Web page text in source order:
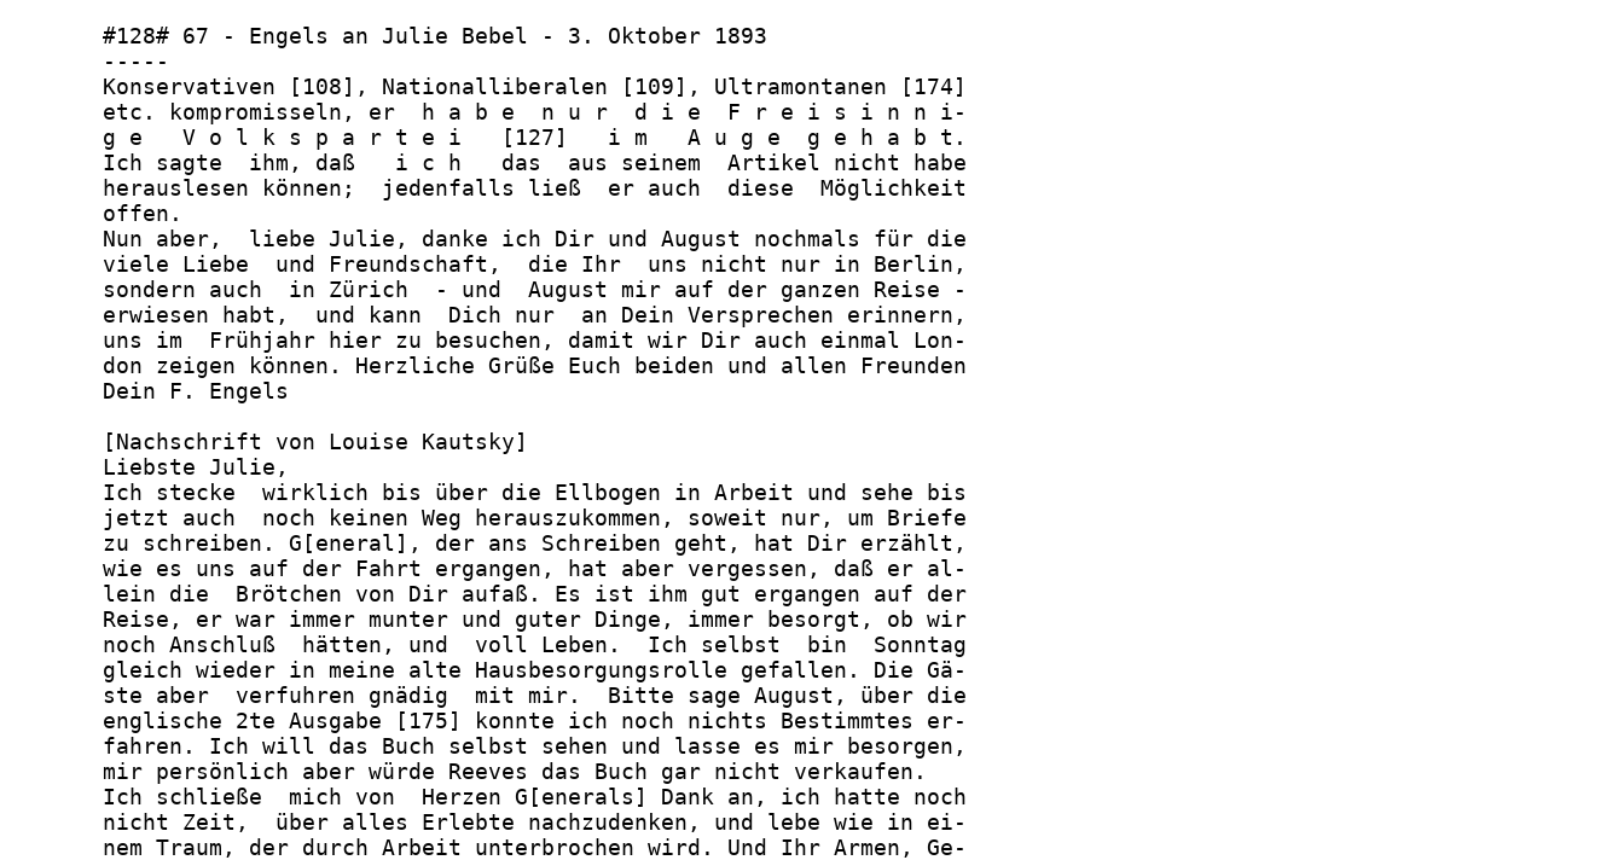
       #128# 67 - Engels an Julie Bebel - 3. Oktober 1893
       -----
       Konservativen [108], Nationalliberalen [109], Ultramontanen [174]
       etc. kompromisseln, er  h a b e  n u r  d i e  F r e i s i n n i-
       g e   V o l k s p a r t e i   [127]   i m   A u g e  g e h a b t.
       Ich sagte  ihm, daß   i c h   das  aus seinem  Artikel nicht habe
       herauslesen können;  jedenfalls ließ  er auch  diese  Möglichkeit
       offen.
       Nun aber,  liebe Julie, danke ich Dir und August nochmals für die
       viele Liebe  und Freundschaft,  die Ihr  uns nicht nur in Berlin,
       sondern auch  in Zürich  - und  August mir auf der ganzen Reise -
       erwiesen habt,  und kann  Dich nur  an Dein Versprechen erinnern,
       uns im  Frühjahr hier zu besuchen, damit wir Dir auch einmal Lon-
       don zeigen können. Herzliche Grüße Euch beiden und allen Freunden
       Dein F. Engels
       [Nachschrift von Louise Kautsky]
       Liebste Julie,
       Ich stecke  wirklich bis über die Ellbogen in Arbeit und sehe bis
       jetzt auch  noch keinen Weg herauszukommen, soweit nur, um Briefe
       zu schreiben. G[eneral], der ans Schreiben geht, hat Dir erzählt,
       wie es uns auf der Fahrt ergangen, hat aber vergessen, daß er al-
       lein die  Brötchen von Dir aufaß. Es ist ihm gut ergangen auf der
       Reise, er war immer munter und guter Dinge, immer besorgt, ob wir
       noch Anschluß  hätten, und  voll Leben.  Ich selbst  bin  Sonntag
       gleich wieder in meine alte Hausbesorgungsrolle gefallen. Die Gä-
       ste aber  verfuhren gnädig  mit mir.  Bitte sage August, über die
       englische 2te Ausgabe [175] konnte ich noch nichts Bestimmtes er-
       fahren. Ich will das Buch selbst sehen und lasse es mir besorgen,
       mir persönlich aber würde Reeves das Buch gar nicht verkaufen.
       Ich schließe  mich von  Herzen G[enerals] Dank an, ich hatte noch
       nicht Zeit,  über alles Erlebte nachzudenken, und lebe wie in ei-
       nem Traum, der durch Arbeit unterbrochen wird. Und Ihr Armen, Ge-